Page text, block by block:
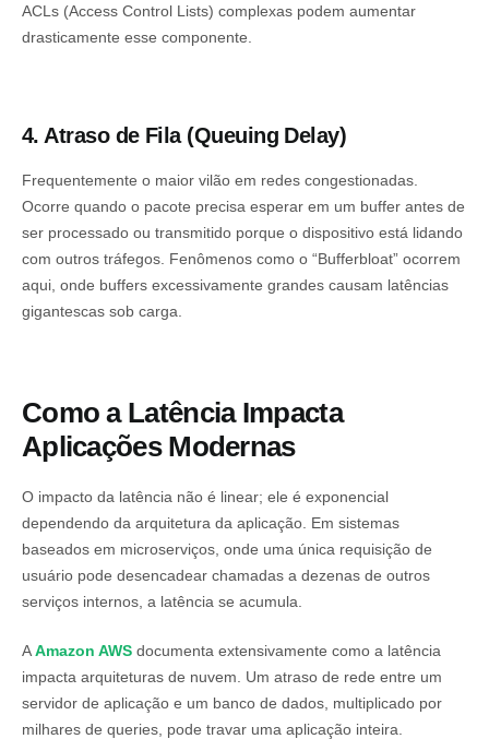
ACLs (Access Control Lists) complexas podem aumentar
drasticamente esse componente.
4. Atraso de Fila (Queuing Delay)
Frequentemente o maior vilão em redes congestionadas.
Ocorre quando o pacote precisa esperar em um buffer antes de
ser processado ou transmitido porque o dispositivo está lidando
com outros tráfegos. Fenômenos como o “Bufferbloat” ocorrem
aqui, onde buffers excessivamente grandes causam latências
gigantescas sob carga.
Como a Latência Impacta
Aplicações Modernas
O impacto da latência não é linear; ele é exponencial
dependendo da arquitetura da aplicação. Em sistemas
baseados em microserviços, onde uma única requisição de
usuário pode desencadear chamadas a dezenas de outros
serviços internos, a latência se acumula.
AAmazon AWS documenta extensivamente como a latência
impacta arquiteturas de nuvem. Um atraso de rede entre um
servidor de aplicação e um banco de dados, multiplicado por
milhares de queries, pode travar uma aplicação inteira.